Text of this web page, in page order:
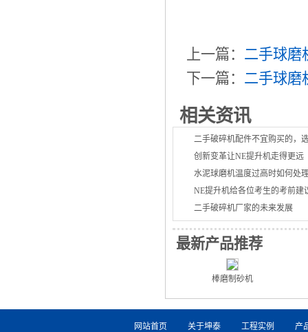
上一篇： 二手球磨
下一篇： 二手球磨
相关资讯
二手破碎机配件不宜购买的，
创新变革让NE提升机走得更远
水泥球磨机温度过高时如何处
NE提升机给各位考生的考前建
二手破碎机厂家的未来发展
最新产品推荐
棒磨制砂机
网站首页 关于坤泰 工程实例 产